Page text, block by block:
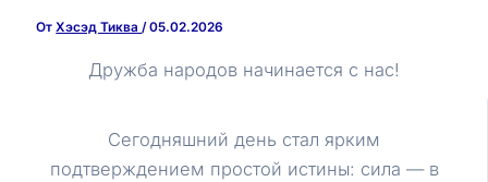
ОтХэсэд Тиква/05.02.2026
Дружба народов начинается с нас!
Сегодняшний день стал ярким
подтверждением простой истины: сила — в